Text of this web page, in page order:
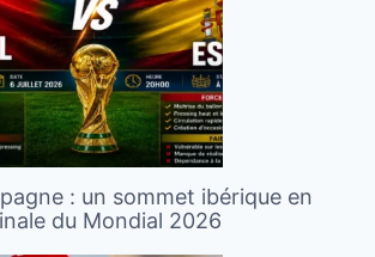
: un sommet ibérique en
du Mondial 2026